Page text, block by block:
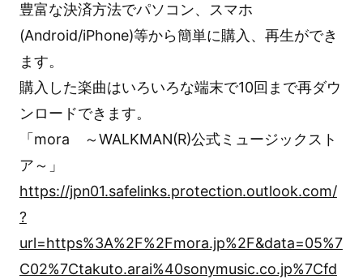
豊富な決済方法でパソコン、スマホ
(Android/iPhone)等から簡単に購入、再生ができ
ます。
購入した楽曲はいろいろな端末で10回まで再ダウ
ンロードできます。
「mora ～WALKMAN(R)公式ミュージックスト
ア～」
https://jpn01.safelinks.protection.outlook.com/
?
url=https%3A%2F%2Fmora.jp%2F&data=05%7
C02%7Ctakuto.arai%40sonymusic.co.jp%7Cfd